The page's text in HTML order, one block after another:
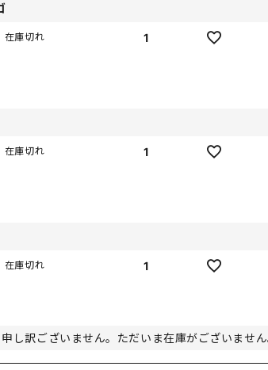
1
在庫切れ
1
在庫切れ
1
在庫切れ
申し訳ございません。ただいま在庫がございません